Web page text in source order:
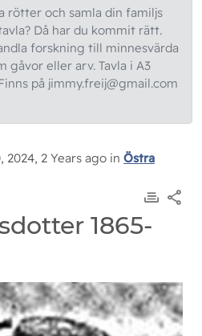
rötter och samla din familjs
Då har du kommit rätt.
forskning till minnesvärda
gåvor eller arv. Tavla i A3
på jimmy.freij@gmail.com
2024, 2 Years ago in Östra
1865-